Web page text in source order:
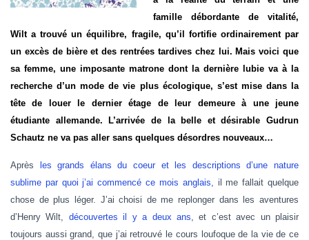
famille débordante de vitalité,
Wilt a trouvé un équilibre, fragile, qu’il fortifie ordinairement par
un excès de bière et des rentrées tardives chez lui. Mais voici que
sa femme, une imposante matrone dont la dernière lubie va à la
recherche d’un mode de vie plus écologique, s’est mise dans la
tête de louer le dernier étage de leur demeure à une jeune
étudiante allemande. L’arrivée de la belle et désirable Gudrun
Schautz ne va pas aller sans quelques désordres nouveaux…
Après
les grands élans du coeur et les descriptions d’une nature
sublime par quoi j’ai commencé ce mois anglais, il me fallait quelque
chose de plus léger. J’ai choisi de me replonger dans les aventures
d’Henry Wilt, découvertes il y a deux ans, et c’est avec un plaisir
toujours aussi grand, que j’ai retrouvé le cours loufoque de la vie de ce